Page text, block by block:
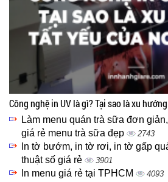
Công nghệ in UV là gì? Tại sao là xu
Làm menu quán trà sữa đơn
giá rẻ menu trà sữa đẹp
2743
In tờ bướm, in tờ rơi, in tờ gấp
thuật số giá rẻ
3901
In menu giá rẻ tại TPHCM 4093